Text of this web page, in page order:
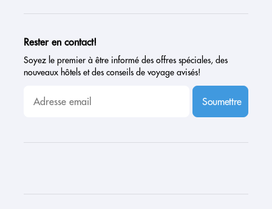
Rester en contact!
Soyez le premier à être informé des offres spéciales, des
nouveaux hôtels et des conseils de voyage avisés!
Soumettre